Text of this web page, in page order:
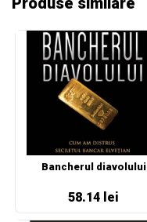
Bancherul diavolului
58.14 lei